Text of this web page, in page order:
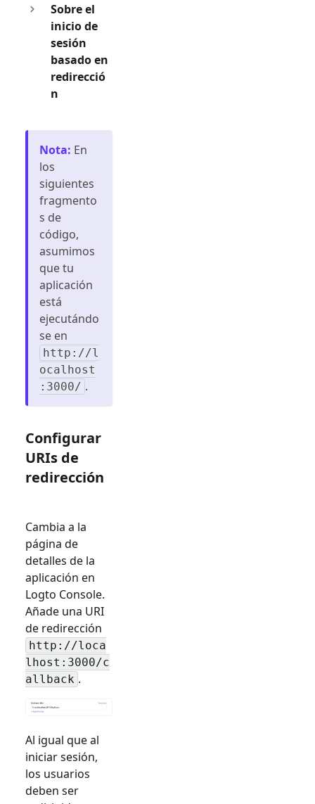
Sobre el
inicio de
sesión
basado en
redirecció
n
Nota: En
los
siguientes
fragmento
s de
código,
asumimos
que tu
aplicación
está
ejecutándo
se en
http://l
ocalhost
:3000/ .
Configurar
URIs de
redirección
Cambia a la
página de
detalles de la
aplicación en
Logto Console.
Añade una URI
de redirección
http://loca
lhost:3000/c
allback .
Al igual que al
iniciar sesión,
los usuarios
deben ser